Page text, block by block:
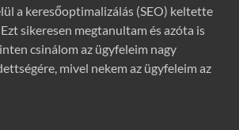
a keresőoptimalizálás (SEO) keltette
sikeresen megtanultam és azóta is
csinálom az ügyfeleim nagy
mivel nekem az ügyfeleim az